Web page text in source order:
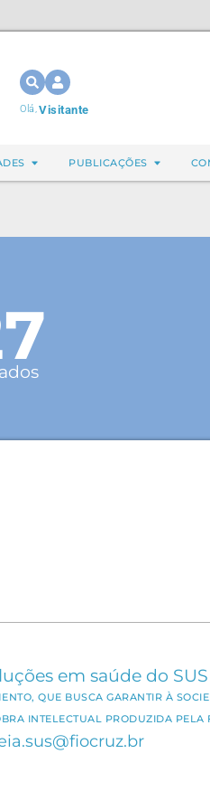
Olá,Visitante
PUBLICAÇÕES
em saúde do SUS
QUE BUSCA GARANTIR À
INTELECTUAL PRODUZIDA PELA